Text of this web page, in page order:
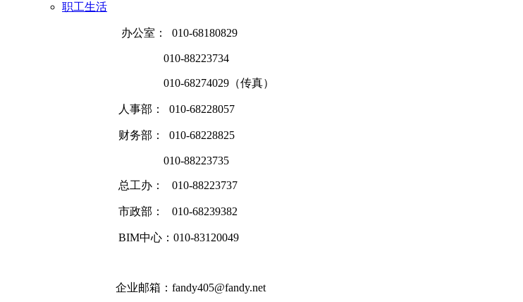
职工生活
办公室： 010-68180829
010-88223734
010-68274029（传真）
人事部： 010-68228057
财务部： 010-68228825
010-88223735
总工办： 010-88223737
市政部： 010-68239382
BIM中心：010-83120049
企业邮箱：fandy405@fandy.net